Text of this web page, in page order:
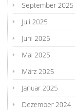
September 2025
Juli 2025
Juni 2025
Mai 2025
März 2025
Januar 2025
Dezember 2024